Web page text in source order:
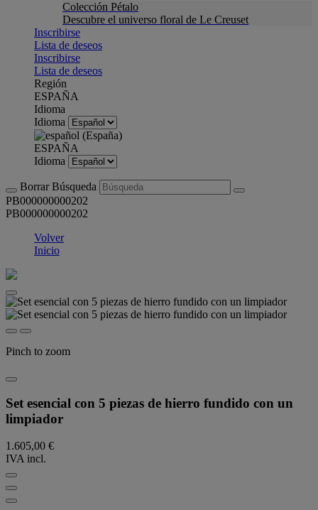
Colección Pétalo
Descubre el universo floral de Le Creuset
Inscribirse
Lista de deseos
Inscribirse
Lista de deseos
Región
ESPAÑA
Idioma
Idioma
ESPAÑA
Idioma
Borrar Búsqueda
PB000000000202
PB000000000202
Volver
Inicio
Pinch to zoom
Set esencial con 5 piezas de hierro fundido con un
limpiador
1.605,00 €
IVA incl.